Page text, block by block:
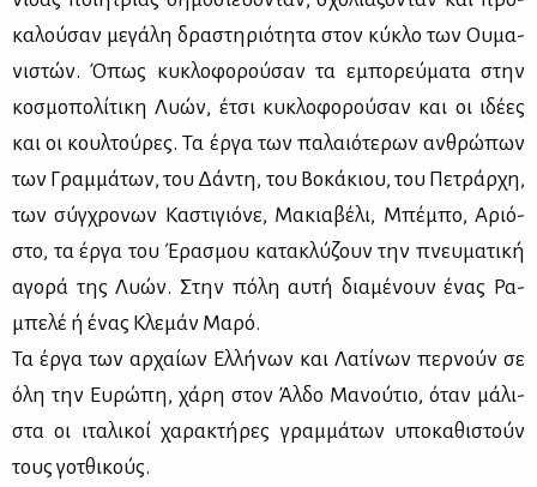
κα­λού­σαν με­γά­λη δρα­στη­ριό­τη­τα στον κύ­κλο των Ου­μα­
νι­στών. Όπως κυ­κλο­φο­ρού­σαν τα εμπο­ρεύ­μα­τα στην
κο­σμο­πο­λί­τι­κη Λυών, έτσι κυ­κλο­φο­ρού­σαν και οι ιδέ­ες
και οι κουλ­τού­ρες. Τα έρ­γα των πα­λαιό­τε­ρων αν­θρώ­πων
των Γραμ­μά­των, του Δά­ντη, του Βο­κά­κιου, του Πε­τράρ­χη,
των σύγ­χρο­νων Κα­στι­γιό­νε, Μα­κια­βέ­λι, Μπέ­μπο, Αριό­
στο, τα έρ­γα του Έρα­σμου κα­τα­κλύ­ζουν την πνευ­μα­τι­κή
αγο­ρά της Λυών. Στην πό­λη αυ­τή δια­μέ­νουν ένας Ρα­
μπε­λέ ή ένας Κλε­μάν Μα­ρό.
Τα έρ­γα των αρ­χαί­ων Ελ­λή­νων και Λα­τί­νων περ­νούν σε
όλη την Ευ­ρώ­πη, χά­ρη στον Άλ­δο Μα­νού­τιο, όταν μά­λι­
στα οι ιτα­λι­κοί χα­ρα­κτή­ρες γραμ­μά­των υπο­κα­θι­στούν
τους γοτ­θι­κούς.